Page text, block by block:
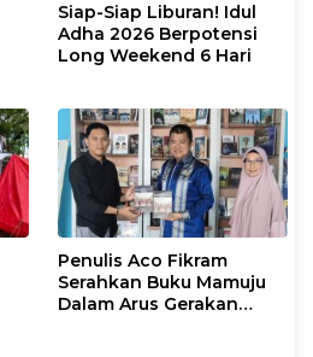
Siap-Siap Liburan! Idul
Adha 2026 Berpotensi
Long Weekend 6 Hari
Penulis Aco Fikram
Serahkan Buku Mamuju
Dalam Arus Gerakan